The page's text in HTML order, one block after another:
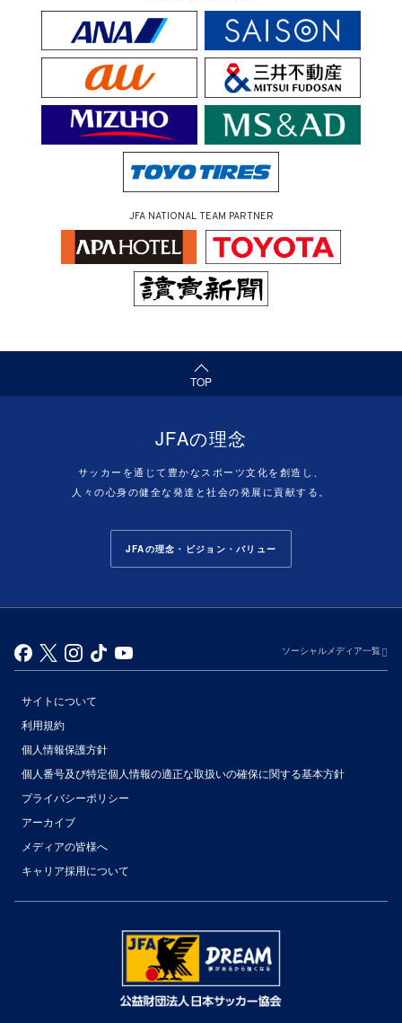
JFA NATIONAL TEAM PARTNER
TOP
（ページの先頭へ）
JFAの理念
サッカーを通じて豊かなスポーツ文化を創造し、
人々の心身の健全な発達と社会の発展に貢献する。
JFAの理念・ビジョン・バリュー
ソーシャルメディア一覧
サイトについて
利用規約
個人情報保護方針
個人番号及び特定個人情報の適正な取扱いの確保に関する基本方針
プライバシーポリシー
アーカイブ
メディアの皆様へ
キャリア採用について